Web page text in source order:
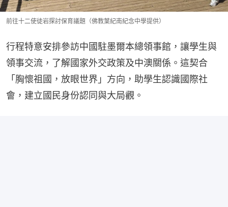
前往十二使徒岩探討保育議題（佛教葉紀南紀念中學提供）
行程特意安排參訪中國駐墨爾本總領事館，讓學生與
領事交流，了解國家外交政策及中澳關係。這契合
「胸懷祖國，放眼世界」方向，助學生認識國際社
會，建立國民身份認同與大局觀。